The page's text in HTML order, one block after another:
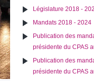
Législature 2018 -
Mandats 2018 - 2024
Publication des
présidente du CPAS
Publication des
présidente du CPAS